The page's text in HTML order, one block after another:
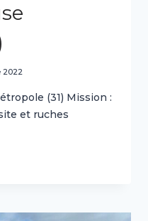
2022
(31) Mission :
et ruches